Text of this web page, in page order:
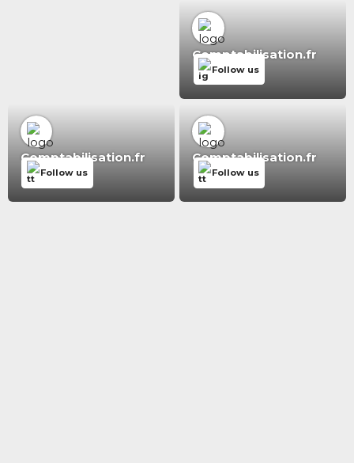
Comptabilisation.fr
Follow us
Comptabilisation.fr
Follow us
Comptabilisation.fr
Follow us